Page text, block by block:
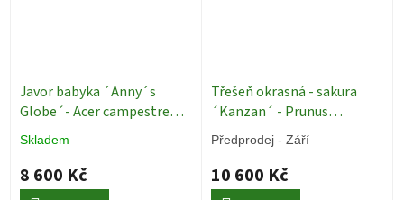
Javor babyka ´Anny´s
Globe´- Acer campestre
´Anny´s Globe´ - ok 10/12,
Skladem
8 600 Kč
Třešeň okrasná - sakura
´Kanzan´ - Prunus
serrulata ´Kanzan´ - ok
14/16
Okrasné stromy
Předprodej - Září
10 600 Kč